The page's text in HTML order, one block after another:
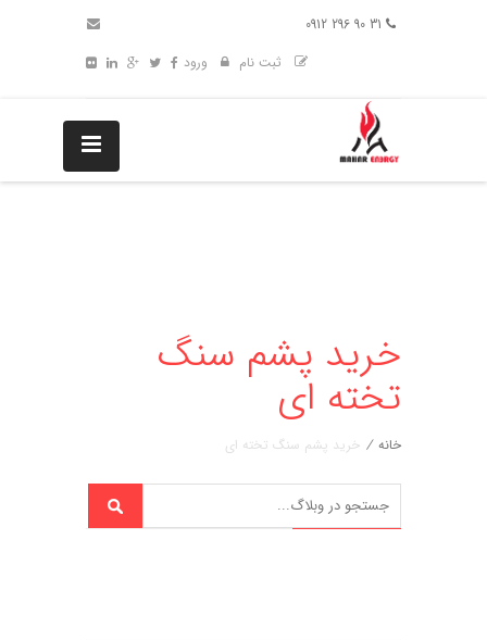
ثبت نام
ورود
خرید پشم سنگ
تخته ای
خانه / خرید پشم سنگ تخته ای